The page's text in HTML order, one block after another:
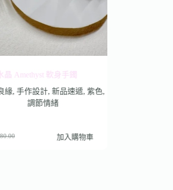
晶 Amethyst 軟身手鐲
緣, 手作設計, 新品速遞, 紫色,
調節情緒
加入購物車